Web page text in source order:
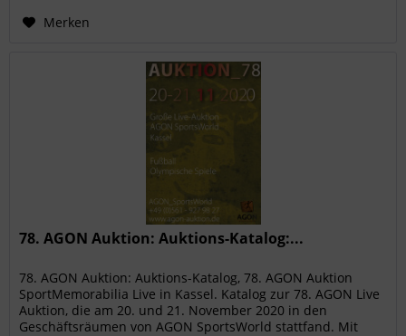
Merken
78. AGON Auktion: Auktions-Katalog:...
78. AGON Auktion: Auktions-Katalog, 78. AGON Auktion
SportMemorabilia Live in Kassel. Katalog zur 78. AGON Live
Auktion, die am 20. und 21. November 2020 in den
Geschäftsräumen von AGON SportsWorld stattfand. Mit